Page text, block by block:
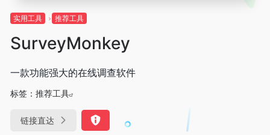
实用工具 推荐工具
SurveyMonkey
一款功能强大的在线调查软件
标签： 推荐工具
链接直达